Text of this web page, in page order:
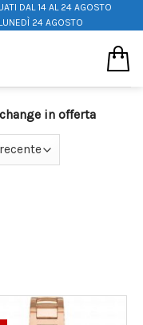
DAL 14 AL 24 AGOSTO
24 AGOSTO
in offerta